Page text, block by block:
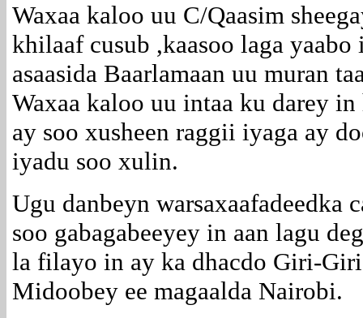
Waxaa kaloo uu C/Qaasim
khilaaf cusub ,kaasoo laga yaabo
asaasida Baarlamaan uu muran
Waxaa kaloo uu intaa ku darey
ay soo xusheen raggii iyaga ay
iyadu soo xulin.
Ugu danbeyn warsaxaafadeedka
soo gabagabeeyey in aan lagu
la filayo in ay ka dhacdo Giri-Giri
Midoobey ee magaalda Nairobi.